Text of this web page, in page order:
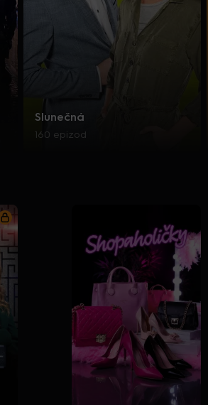
Slunečná
160 epizod